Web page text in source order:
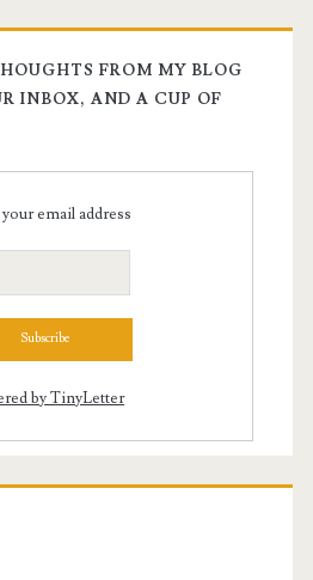
FROM MY BLOG
INBOX, AND A CUP OF
email address
by TinyLetter